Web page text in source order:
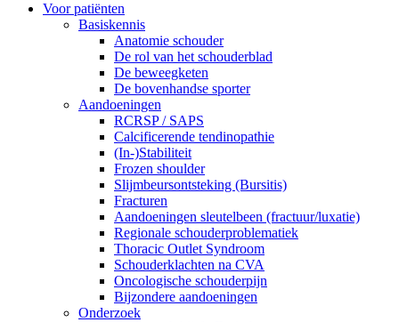
Voor patiënten
Basiskennis
Anatomie schouder
De rol van het schouderblad
De beweegketen
De bovenhandse sporter
Aandoeningen
RCRSP / SAPS
Calcificerende tendinopathie
(In-)Stabiliteit
Frozen shoulder
Slijmbeursontsteking (Bursitis)
Fracturen
Aandoeningen sleutelbeen (fractuur/luxatie)
Regionale schouderproblematiek
Thoracic Outlet Syndroom
Schouderklachten na CVA
Oncologische schouderpijn
Bijzondere aandoeningen
Onderzoek